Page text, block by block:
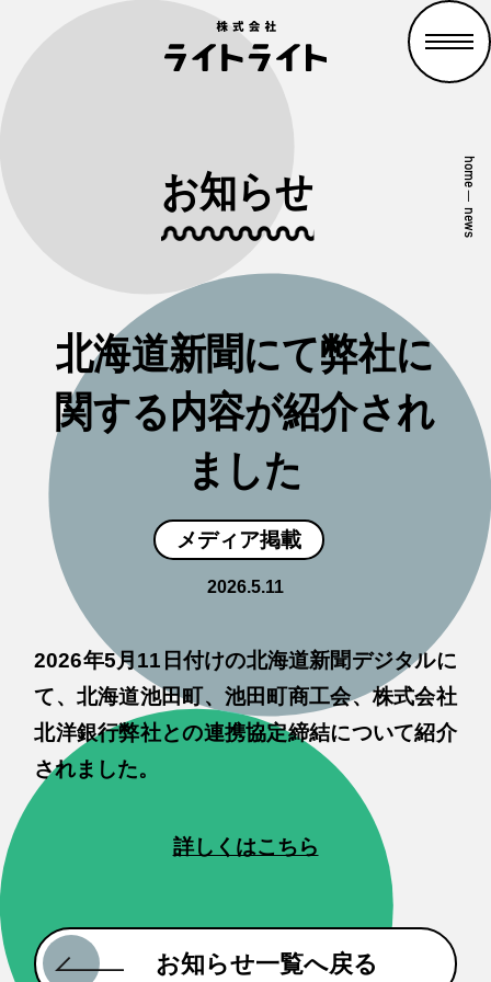
お知らせ
北海道新聞にて弊社に
関する内容が紹介され
ました
メディア掲載
2026.5.11
home
—
news
2026年5月11日付けの北海道新聞デジタルに
て、北海道池田町、池田町商工会、株式会社
北洋銀行弊社との連携協定締結について紹介
されました。
詳しくはこちら
お知らせ一覧へ戻る